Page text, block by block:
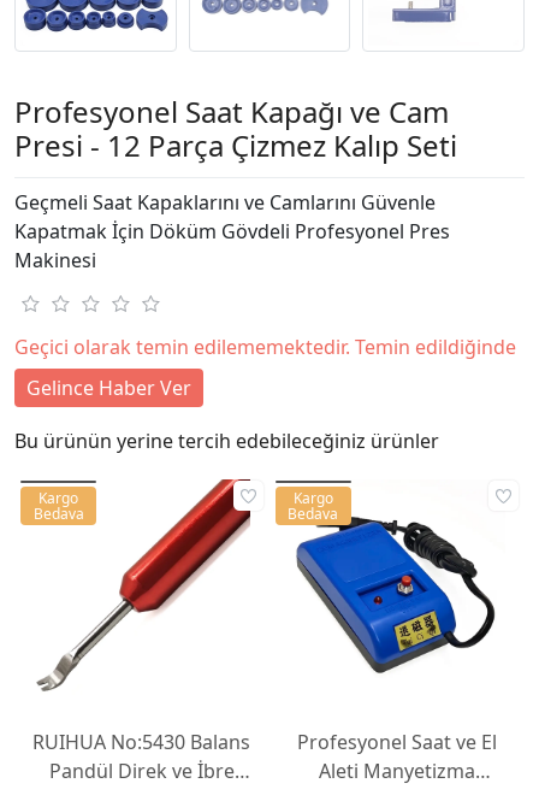
Profesyonel Saat Kapağı ve Cam
Presi - 12 Parça Çizmez Kalıp Seti
Geçmeli Saat Kapaklarını ve Camlarını Güvenle
Kapatmak İçin Döküm Gövdeli Profesyonel Pres
Makinesi
Geçici olarak temin edilememektedir. Temin edildiğinde
Gelince Haber Ver
Bu ürünün yerine tercih edebileceğiniz ürünler
RUIHUA No:5430 Balans
Pandül Direk ve İbre
Kargo
Bedava
Profesyonel Saat ve El
Aleti Manyetizma
Kargo
Bedava